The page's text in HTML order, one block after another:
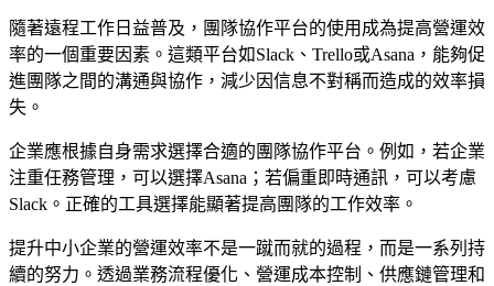
隨著遠程工作日益普及，團隊協作平台的使用成為提高營運效
率的一個重要因素。這類平台如Slack、Trello或Asana，能夠促
進團隊之間的溝通與協作，減少因信息不對稱而造成的效率損
失。
企業應根據自身需求選擇合適的團隊協作平台。例如，若企業
注重任務管理，可以選擇Asana；若偏重即時通訊，可以考慮
Slack。正確的工具選擇能顯著提高團隊的工作效率。
提升中小企業的營運效率不是一蹴而就的過程，而是一系列持
續的努力。透過業務流程優化、營運成本控制、供應鏈管理和